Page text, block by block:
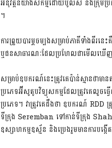
អនុវត្តន៍យ៉ាងសកម្មដោយប៉ូលិស និងក្រុម
។
ការព្រួយបារម្ភចម្បងសម្រាប់ភាគីទាំងពីរន
ឬជនសាធារណៈដែលប្រហែលជាមើលឃើញ
សម្រាប់ឧបករណ៍នេះត្រូវគេប៉ាន់ស្មានថាម
ប្រភេទអ៊ីសូតូបវិទ្យុសកម្មដែលត្រូវគេលួចធ្វើ
ប្រភេទ។ វាត្រូវគេ​ដឹងថា ឧបករណ៍ RDD
ទីក្រុង Seremban ទៅកាន់ទីក្រុង
ឧស្សាហកម្មឧស្ម័ន និងប្រេងរួមមានការបង្